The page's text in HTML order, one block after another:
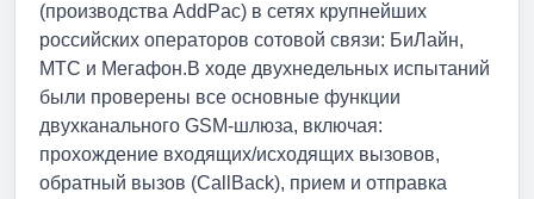
(производства AddPac) в сетях крупнейших
российских операторов сотовой связи: БиЛайн,
МТС и Мегафон.В ходе двухнедельных испытаний
были проверены все основные функции
двухканального GSM-шлюза, включая:
прохождение входящих/исходящих вызовов,
обратный вызов (CallBack), прием и отправка